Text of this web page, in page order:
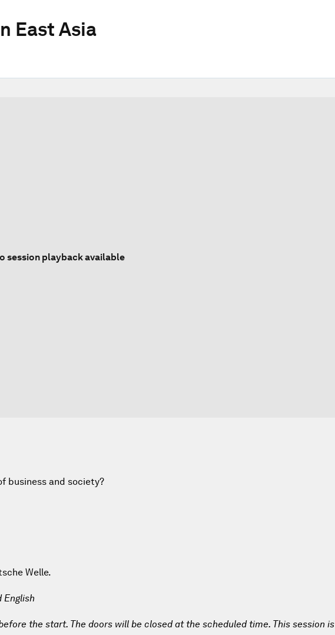
East Asia
session playback available
business and society?
Welle.
English
the start. The doors will be closed at the scheduled time. This session is